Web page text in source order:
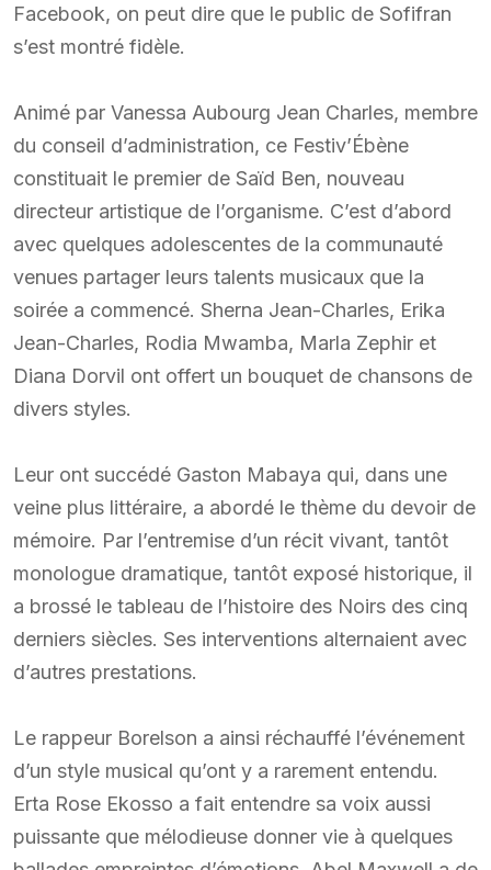
Facebook, on peut dire que le public de Sofifran
s’est montré fidèle.
Animé par Vanessa Aubourg Jean Charles, membre
du conseil d’administration, ce Festiv’Ébène
constituait le premier de Saïd Ben, nouveau
directeur artistique de l’organisme. C’est d’abord
avec quelques adolescentes de la communauté
venues partager leurs talents musicaux que la
soirée a commencé. Sherna Jean-Charles, Erika
Jean-Charles, Rodia Mwamba, Marla Zephir et
Diana Dorvil ont offert un bouquet de chansons de
divers styles.
Leur ont succédé Gaston Mabaya qui, dans une
veine plus littéraire, a abordé le thème du devoir de
mémoire. Par l’entremise d’un récit vivant, tantôt
monologue dramatique, tantôt exposé historique, il
a brossé le tableau de l’histoire des Noirs des cinq
derniers siècles. Ses interventions alternaient avec
d’autres prestations.
Le rappeur Borelson a ainsi réchauffé l’événement
d’un style musical qu’ont y a rarement entendu.
Erta Rose Ekosso a fait entendre sa voix aussi
puissante que mélodieuse donner vie à quelques